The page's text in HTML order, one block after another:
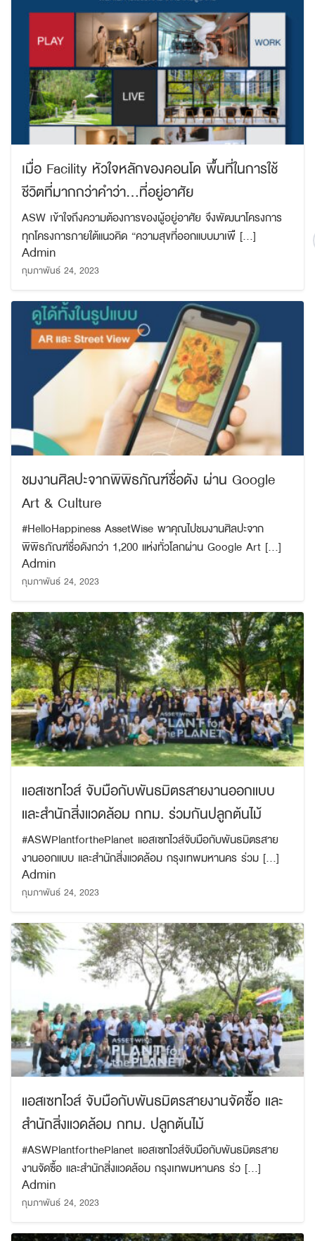
ค้นหา
สำหรับ:
เมื่อ Facility หัวใจหลักของคอนโด พื้นที่ในการใช้
ชีวิตที่มากกว่าคำว่า…ที่อยู่อาศัย
ASW เข้าใจถึงความต้องการของผู้อยู่อาศัย จึงพัฒนาโครงการ
ทุกโครงการภายใต้แนวคิด “ความสุขที่ออกแบบมาเพื […]
Admin
กุมภาพันธ์ 24, 2023
ชมงานศิลปะจากพิพิธภัณฑ์ชื่อดัง ผ่าน Google
Art & Culture
#HelloHappiness AssetWise พาคุณไปชมงานศิลปะจาก
พิพิธภัณฑ์ชื่อดังกว่า 1,200 แห่งทั่วโลกผ่าน Google Art […]
Admin
กุมภาพันธ์ 24, 2023
แอสเซทไวส์ จับมือกับพันธมิตรสายงานออกแบบ
และสำนักสิ่งแวดล้อม กทม. ร่วมกันปลูกต้นไม้
#ASWPlantforthePlanet แอสเซทไวส์จับมือกับพันธมิตรสาย
งานออกแบบ และสำนักสิ่งแวดล้อม กรุงเทพมหานคร ร่วม […]
Admin
กุมภาพันธ์ 24, 2023
แอสเซทไวส์ จับมือกับพันธมิตรสายงานจัดซื้อ และ
สำนักสิ่งแวดล้อม กทม. ปลูกต้นไม้
#ASWPlantforthePlanet แอสเซทไวส์จับมือกับพันธมิตรสาย
งานจัดซื้อ และสำนักสิ่งแวดล้อม กรุงเทพมหานคร ร่ว […]
Admin
กุมภาพันธ์ 24, 2023
เพื่อให้ไม่พลาดข้อมูลข่าวสาร และโอกาสรับข้อเสนอ
ข่าวสารจาก
ส่ง